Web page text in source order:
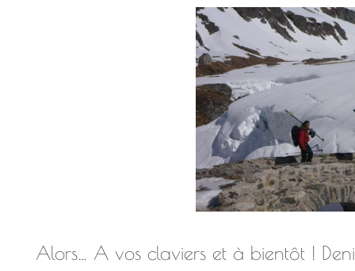
Alors… A vos claviers et à bientôt !